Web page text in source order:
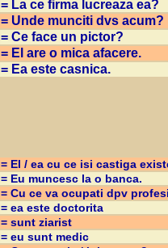
= La ce firma lucreaza ea?
= Unde munciti dvs acum?
= Ce face un pictor?
= El are o mica afacere.
= Ea este casnica.
= El / ea cu ce isi castiga
= Eu muncesc la o banca.
= Cu ce va ocupati dpv
= ea este doctorita
= sunt ziarist
= eu sunt medic